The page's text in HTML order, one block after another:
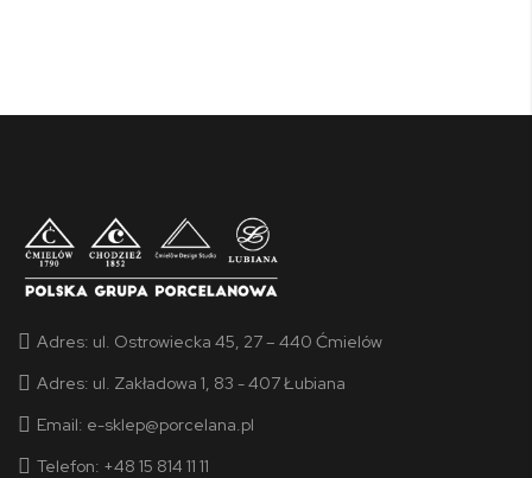
Adres: ul. Ostrowiecka 45, 27 – 440 Ćmielów
Adres: ul. Zakładowa 1, 83 - 407 Łubiana
Email: e-sklep@porcelana.pl
Telefon: +48 15 814 11 11